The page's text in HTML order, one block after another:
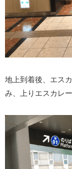
地上到着後、エス
み、上りエスカレ